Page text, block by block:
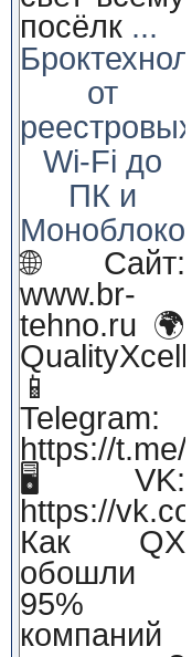
посёлк ...
от
реестровых
Wi-Fi до
ПК и
Моноблоков!
🌐 Сайт:
www.br-
tehno.ru 🌍
📱
Telegram:
https://t.me/
🖥 VK:
https://
Как QX
обошли
95%
компаний